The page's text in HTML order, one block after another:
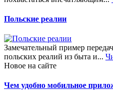
Польские реалии
Замечательный пример
польских реалий из быта и...
Новое на сайте
Чем удобно мобильное